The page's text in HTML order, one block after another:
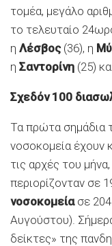
τομέα, μεγάλο
το τελευταίο
η Λέσβος(36), η
η Σαντορίνη (25)
Σχεδόν 100
Τα πρώτα σημάδια
νοσοκομεία έχουν
τις αρχές του μήνα,
περιορίζονταν σε
νοσοκομείασε 204
Αυγούστου).
δείκτες» της